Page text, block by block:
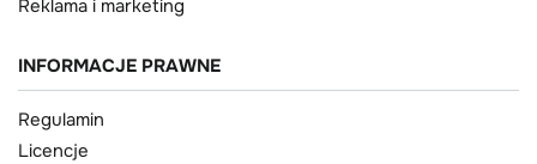
Reklama i marketing
INFORMACJE PRAWNE
Regulamin
Licencje